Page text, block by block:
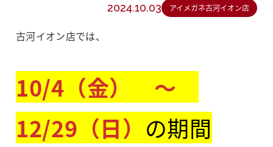
2024.10.03 アイメガネ古河イオン店
古河イオン店では、
10/4（金） ～
12/29（日） の期間